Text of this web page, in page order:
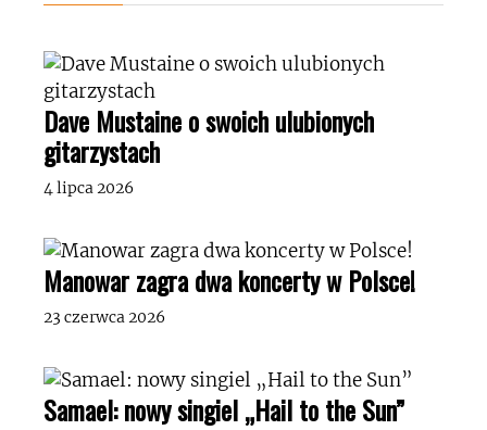
Dave Mustaine o swoich ulubionych
gitarzystach
4 lipca 2026
Manowar zagra dwa koncerty w Polsce!
23 czerwca 2026
Samael: nowy singiel „Hail to the Sun”